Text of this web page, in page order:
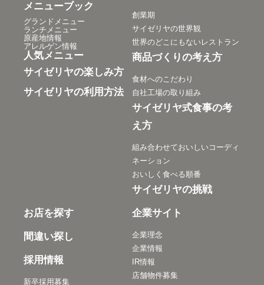
メニューブック
グランドメニュー
ランチメニュー
原産地情報
アレルゲン情報
人気メニュー
サイゼリヤの楽しみ方
サイゼリヤの利用方法
創業期
サイゼリヤの世界観
世界のどこにもないレストラン
商品づくりの考え方
食材へのこだわり
自社工場の取り組み
サイゼリヤ式食事の考
え方
組み合わせておいしいコーディ
ネーション
おいしく食べる順番
サイゼリヤの挑戦
お店を探す
間違い探し
採用情報
新卒採用募集
企業サイト
企業理念
企業情報
IR情報
店舗物件募集